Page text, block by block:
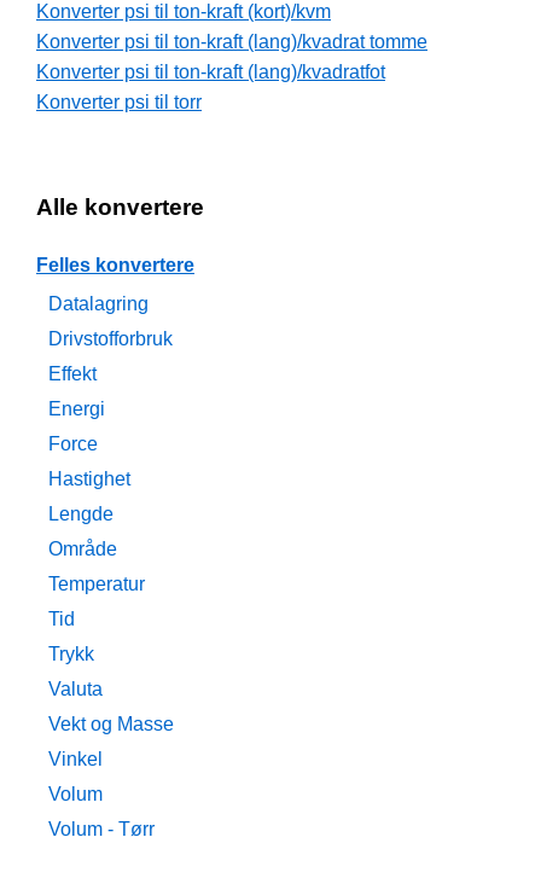
Konverter psi til ton-kraft (kort)/kvm
Konverter psi til ton-kraft (lang)/kvadrat tomme
Konverter psi til ton-kraft (lang)/kvadratfot
Konverter psi til torr
Alle konvertere
Felles konvertere
Datalagring
Drivstofforbruk
Effekt
Energi
Force
Hastighet
Lengde
Område
Temperatur
Tid
Trykk
Valuta
Vekt og Masse
Vinkel
Volum
Volum - Tørr